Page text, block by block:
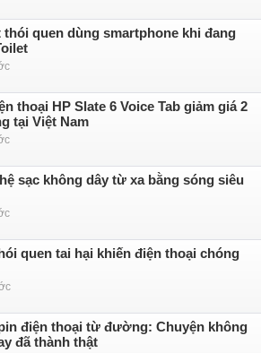
thói quen dùng smartphone khi đang
thoại HP Slate 6 Voice Tab giảm giá 2
tại Việt Nam
sạc không dây từ xa bằng sóng siêu
quen tai hại khiến điện thoại chóng
điện thoại từ đường: Chuyện không
đã thành thật